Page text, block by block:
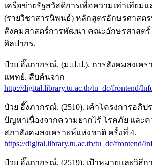
เครือข่ายรัฐสวัสดิการเพื่อความเท่าเทียมแ
(รายวิชาสารนิพนธ์) หลักสูตรอักษรศาสต
สังคมศาสตร์การพัฒนา คณะอักษรศาสตร์
ศิลปากร.
ป๋วย อึ๊งภากรณ์. (ม.ป.ป.). การสังคมสงเคร
แพทย์. สืบค้นจาก
http://digital.library.tu.ac.th/tu_dc/frontend/
ป๋วย อึ๊งภากรณ์. (2510). เค้าโครงการอภิป
ปัญหาเนื่องจากความยากไร้ โรคภัย และ
สภาสังคมสงเคราะห์แห่งชาติ ครั้งที่ 4.
https://digital.library.tu.ac.th/tu_dc/frontend/
ป๋วย อึ๊งภากรณ์. (2519). เป้าหมายและวิธี